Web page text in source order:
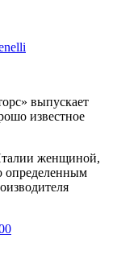
выпускает
известное
женщиной,
определенным